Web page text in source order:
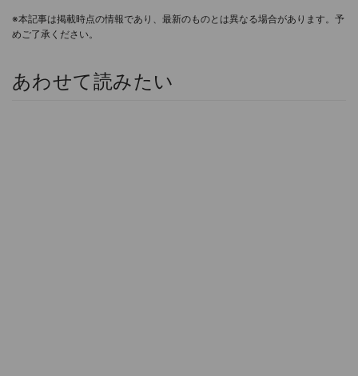
※本記事は掲載時点の情報であり、最新のものとは異なる場合があります。予
めご了承ください。
あわせて読みたい